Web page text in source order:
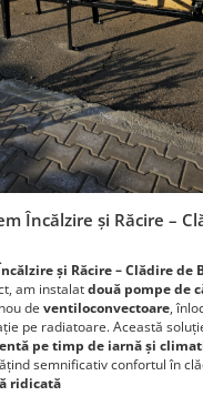
Încălzire și Răcire –
și Răcire – Clădire de
am instalatdouă pompe de
de ventiloconvectoare,
pe radiatoare. Această
pe timp de iarnă și
semnificativ confortul în
ridicată